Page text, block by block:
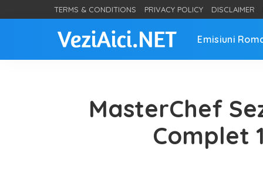
TERMS & CONDITIONS PRIVACY POLICY DISCLAIMER
Emisiuni
MasterChef
Complet